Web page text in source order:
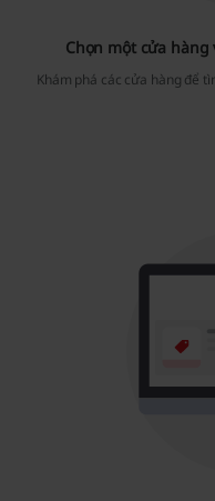
Chọn một cửa
Khám phá các cửa hàng để